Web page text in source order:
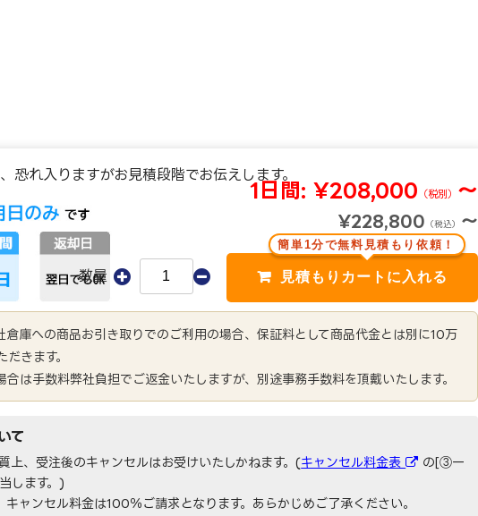
恐れ入りますがお見積段階でお伝えします。
1日間:¥208,000 （税別） ～
¥228,800 （税込） ～
数量
簡単1分で無料見積もり依頼！
庫への商品お引き取りでのご利用の場合、保証料として商品代金とは別に10万
きます。
合は手数料弊社負担でご返金いたしますが、別途事務手数料を頂戴いたします。
て
上、受注後のキャンセルはお受けいたしかねます。(キャンセル料金表
の[③一
します。)
ャンセル料金は100％ご請求となります。あらかじめご了承ください。